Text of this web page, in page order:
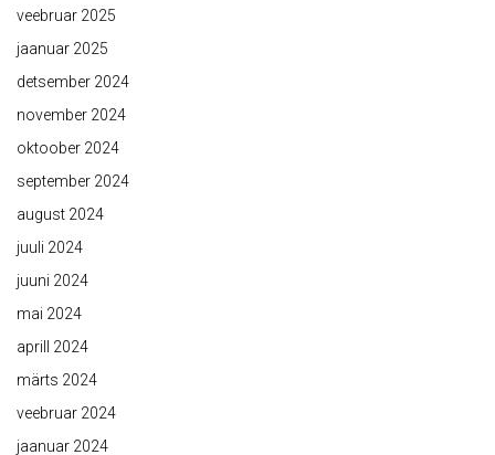
veebruar 2025
jaanuar 2025
detsember 2024
november 2024
oktoober 2024
september 2024
august 2024
juuli 2024
juuni 2024
mai 2024
aprill 2024
märts 2024
veebruar 2024
jaanuar 2024